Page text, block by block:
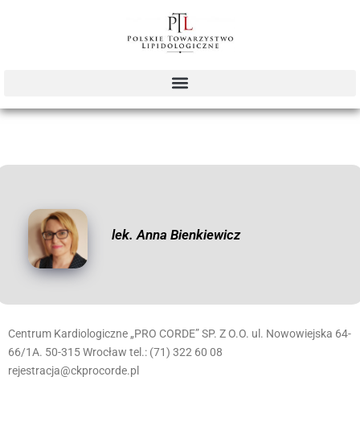
lek. Anna Bienkiewicz
Centrum Kardiologiczne „PRO CORDE” SP. Z O.O. ul. Nowowiejska 64-
66/1A. 50-315 Wrocław tel.: (71) 322 60 08
rejestracja@ckprocorde.pl